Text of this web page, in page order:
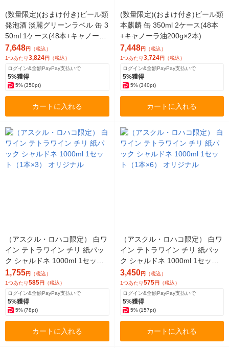
(数量限定)(おまけ付き)ビール類
発泡酒 淡麗グリーンラベル 缶 3
50ml 1ケース(48本+キャノーラ
油200g×2本)
7,648円 （税込）
1つあたり3,824円 （税込）
ログイン&全額PayPay支払いで
5%獲得
5%(350pt)
カートに入れる
(数量限定)(おまけ付き)ビール類
本麒麟 缶 350ml 2ケース(48本
+キャノーラ油200g×2本)
7,448円 （税込）
1つあたり3,724円 （税込）
ログイン&全額PayPay支払いで
5%獲得
5% (340pt)
カートに入れる
（アスクル・ロハコ限定） 白ワ
イン テトラワイン チリ 紙パッ
ク シャルドネ 1000ml 1セット
（1本×3） オリジナル
1,755円 （税込）
1つあたり585円 （税込）
ログイン&全額PayPay支払いで
5%獲得
5%(78pt)
カートに入れる
（アスクル・ロハコ限定） 白ワ
イン テトラワイン チリ 紙パッ
ク シャルドネ 1000ml 1セット
（1本×6） オリジナル
3,450円 （税込）
1つあたり575円 （税込）
ログイン&全額PayPay支払いで
5%獲得
5% (157pt)
カートに入れる